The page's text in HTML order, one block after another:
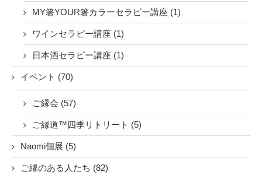
MY箸YOUR箸カラーセラピー講座 (1)
ワインセラピー講座 (1)
日本酒セラピー講座 (1)
イベント (70)
ご縁会 (57)
ご縁道™四季リトリート (5)
Naomi個展 (5)
ご縁のある人たち (82)